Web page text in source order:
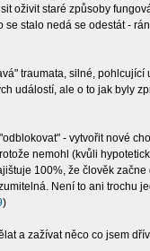
oživit staré způsoby
se stalo nedá se odestát -
traumata, silné,
událostí, ale o to jak byly
- vytvořit nové
nemohl (kvůli
100%, že člověk
Není to ani trochu
)
a zažívat něco co jsem